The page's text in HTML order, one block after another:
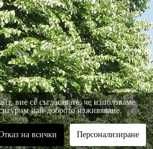
вие се съгласявате, че използваме
най-доброто изживяване.
на всички Персонализиране